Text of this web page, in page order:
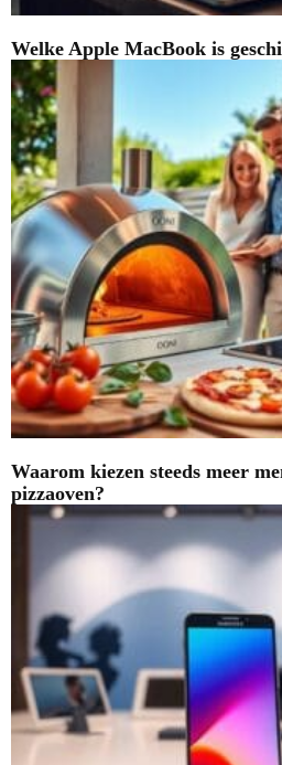
Welke Apple MacBook is
Waarom kiezen steeds meer
pizzaoven?